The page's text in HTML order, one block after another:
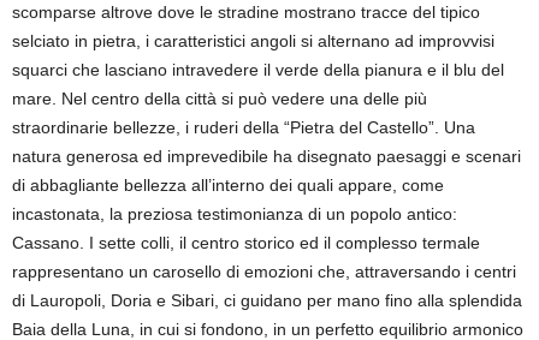
scomparse altrove dove le stradine mostrano tracce del tipico
selciato in pietra, i caratteristici angoli si alternano ad improvvisi
squarci che lasciano intravedere il verde della pianura e il blu del
mare. Nel centro della città si può vedere una delle più
straordinarie bellezze, i ruderi della “Pietra del Castello”. Una
natura generosa ed imprevedibile ha disegnato paesaggi e scenari
di abbagliante bellezza all’interno dei quali appare, come
incastonata, la preziosa testimonianza di un popolo antico:
Cassano. I sette colli, il centro storico ed il complesso termale
rappresentano un carosello di emozioni che, attraversando i centri
di Lauropoli, Doria e Sibari, ci guidano per mano fino alla splendida
Baia della Luna, in cui si fondono, in un perfetto equilibrio armonico